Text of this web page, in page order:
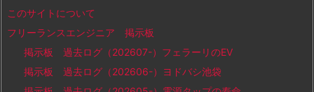
このサイトについて
フリーランスエンジニア 掲示板
掲示板 過去ログ（202607-）フェラーリのEV
掲示板 過去ログ（202606-）ヨドバシ池袋